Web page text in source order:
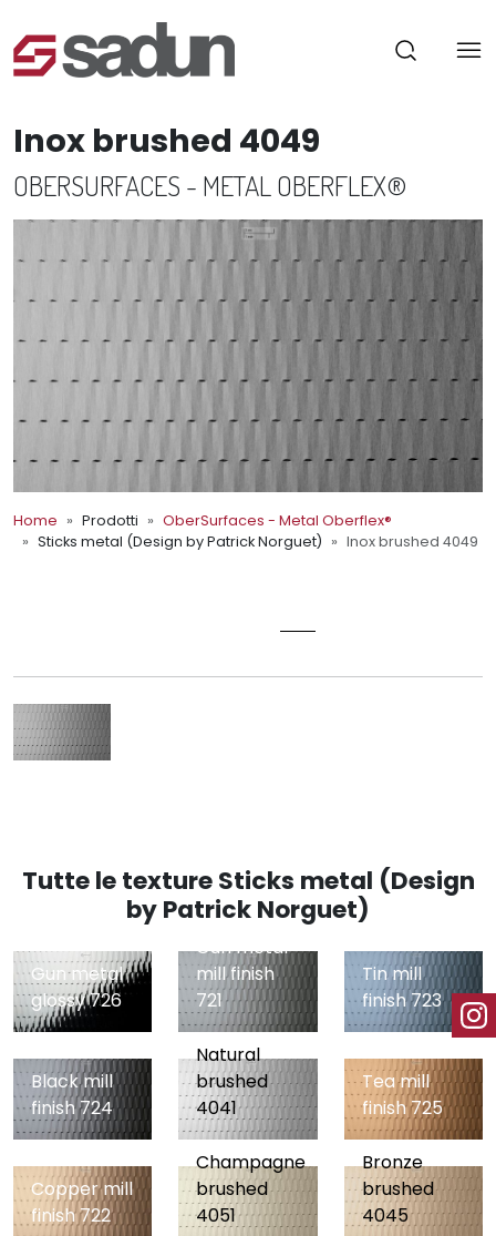
Inox brushed 4049
OBERSURFACES - METAL OBERFLEX®
Home Prodotti
OberSurfaces - Metal Oberflex®
Sticks metal (Design by Patrick Norguet)
Inox brushed 4049
Tutte le texture Sticks metal (Design
by Patrick Norguet)
Gun metal
glossy 726
Gun metal
mill finish
721
Tin mill
finish 723
Black mill
finish 724
Natural
brushed
4041
Tea mill
finish 725
Copper mill
finish 722
Champagne
brushed
4051
Bronze
brushed
4045